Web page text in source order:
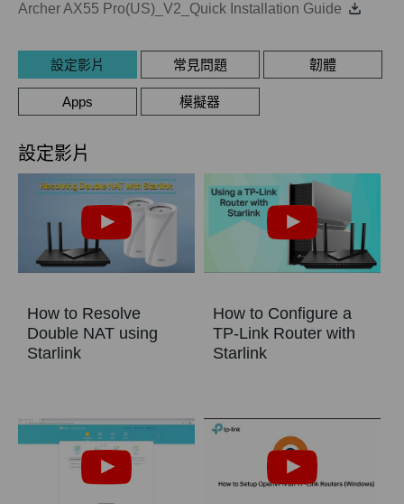
Archer AX55 Pro(US)_V2_Quick Installation Guide
設定影片 常見問題 韌體
Apps 模擬器
設定影片
How to Resolve
Double NAT using
Starlink
How to Configure a
TP-Link Router with
Starlink